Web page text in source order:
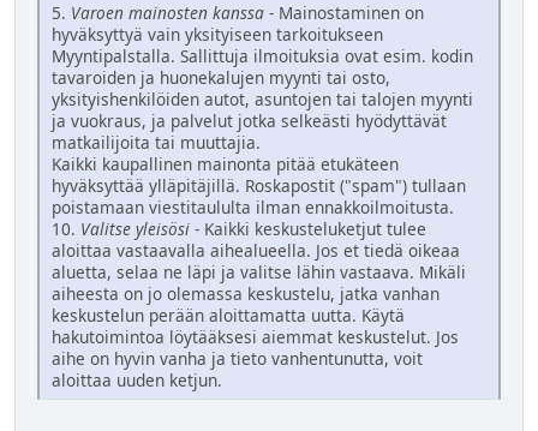
5. Varoen mainosten kanssa - Mainostaminen on
hyväksyttyä vain yksityiseen tarkoitukseen
Myyntipalstalla. Sallittuja ilmoituksia ovat esim. kodin
tavaroiden ja huonekalujen myynti tai osto,
yksityishenkilöiden autot, asuntojen tai talojen myynti
ja vuokraus, ja palvelut jotka selkeästi hyödyttävät
matkailijoita tai muuttajia.
Kaikki kaupallinen mainonta pitää etukäteen
hyväksyttää ylläpitäjillä. Roskapostit ("spam") tullaan
poistamaan viestitaululta ilman ennakkoilmoitusta.
10. Valitse yleisösi - Kaikki keskusteluketjut tulee
aloittaa vastaavalla aihealueella. Jos et tiedä oikeaa
aluetta, selaa ne läpi ja valitse lähin vastaava. Mikäli
aiheesta on jo olemassa keskustelu, jatka vanhan
keskustelun perään aloittamatta uutta. Käytä
hakutoimintoa löytääksesi aiemmat keskustelut. Jos
aihe on hyvin vanha ja tieto vanhentunutta, voit
aloittaa uuden ketjun.